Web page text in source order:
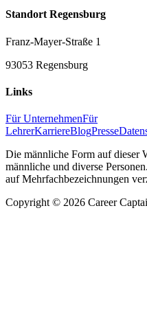
Standort Regensburg
Franz-Mayer-Straße 1
93053 Regensburg
Links
Für UnternehmenFür
LehrerKarriereBlogPresse
Die männliche Form auf dieser
männliche und diverse
auf Mehrfachbezeichnungen
Copyright © 2026 Career